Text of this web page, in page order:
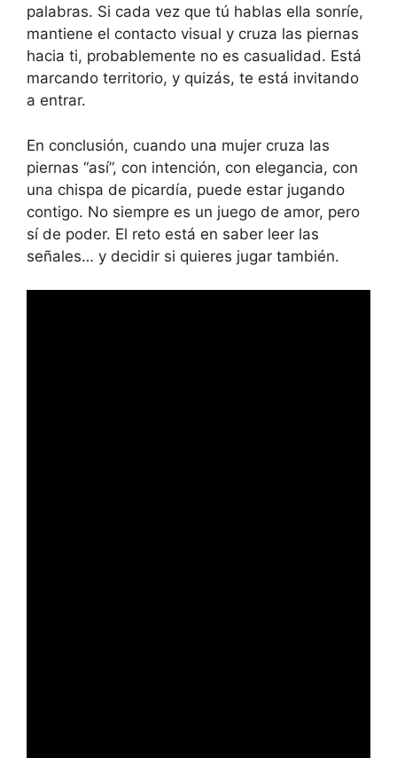
palabras. Si cada vez que tú hablas ella sonríe,
mantiene el contacto visual y cruza las piernas
hacia ti, probablemente no es casualidad. Está
marcando territorio, y quizás, te está invitando
a entrar.
En conclusión, cuando una mujer cruza las
piernas “así”, con intención, con elegancia, con
una chispa de picardía, puede estar jugando
contigo. No siempre es un juego de amor, pero
sí de poder. El reto está en saber leer las
señales… y decidir si quieres jugar también.